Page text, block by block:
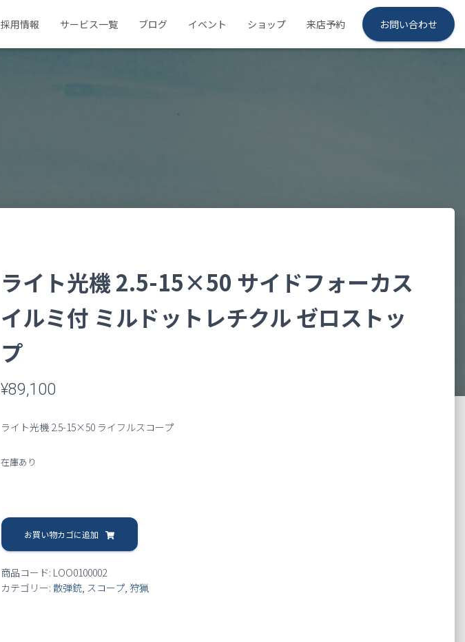
採用情報 サービス一覧 ブログ イベント ショップ 来店予約 お問い合わせ
ライト光機 2.5-15×50 サイドフォーカス
イルミ付 ミルドットレチクル ゼロストッ
プ
¥89,100
ライト光機 2.5-15×50 ライフルスコープ
在庫あり
ラ
ト
機
2.5-
お買い物カゴに追加
商品コード: LOO0100002
カテゴリー:散弾銃, スコープ, 狩猟